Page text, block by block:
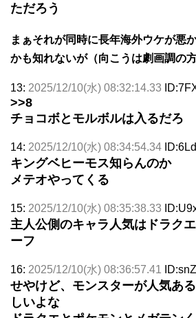
ただろう
まぁそれが同時に長年海外ウケが悪
かも知れないが（向こうは劇画調の方
13: 2025/12/10(水) 08:32:14.33
>>8
チョコボとモルボルは入るだろ
14: 2025/12/10(水) 08:34:54.34
キングベヒーモス知らんのか
メテオやってくる
15: 2025/12/10(水) 08:35:38.33
主人公側のキャラ人気はドラク
ーフ
16: 2025/12/10(水) 08:36:57.41
せやけど、モンスターが人気あ
しいよな